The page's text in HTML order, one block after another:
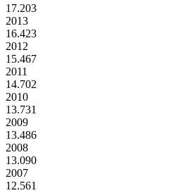
17.203
2013
16.423
2012
15.467
2011
14.702
2010
13.731
2009
13.486
2008
13.090
2007
12.561